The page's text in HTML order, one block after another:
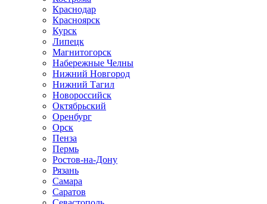
Краснодар
Красноярск
Курск
Липецк
Магнитогорск
Набережные Челны
Нижний Новгород
Нижний Тагил
Новороссийск
Октябрьский
Оренбург
Орск
Пенза
Пермь
Ростов-на-Дону
Рязань
Самара
Саратов